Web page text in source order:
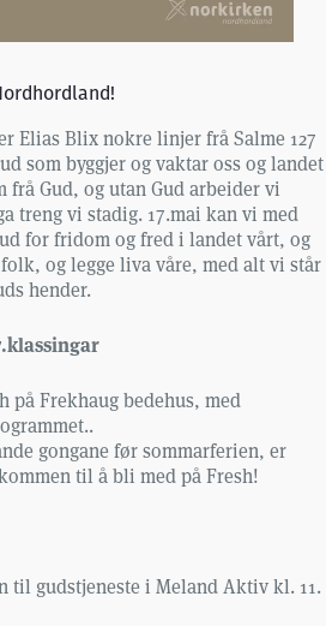
Elias Blix nokre linjer frå Salme 127
som byggjer og vaktar oss og landet
frå Gud, og utan Gud arbeider vi
treng vi stadig. 17.mai kan vi med
for fridom og fred i landet vårt, og
og legge liva våre, med alt vi står
hender.
på Frekhaug bedehus, med
gongane før sommarferien, er
til å bli med på Fresh!
til gudstjeneste i Meland Aktiv kl. 11.